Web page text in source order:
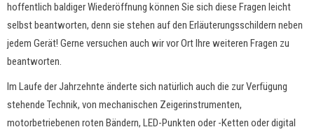
hoffentlich baldiger Wiederöffnung können Sie sich diese Fragen leicht
selbst beantworten, denn sie stehen auf den Erläuterungsschildern neben
jedem Gerät! Gerne versuchen auch wir vor Ort Ihre weiteren Fragen zu
beantworten.
Im Laufe der Jahrzehnte änderte sich natürlich auch die zur Verfügung
stehende Technik, von mechanischen Zeigerinstrumenten,
motorbetriebenen roten Bändern, LED-Punkten oder -Ketten oder digital